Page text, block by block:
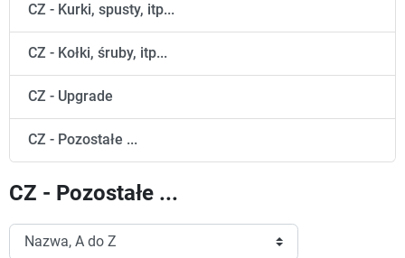
CZ - Kurki, spusty, itp...
CZ - Kołki, śruby, itp...
CZ - Upgrade
CZ - Pozostałe ...
CZ - Pozostałe ...